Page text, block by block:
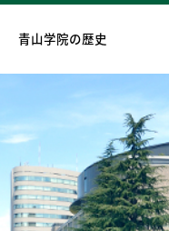
青山学院の歴史